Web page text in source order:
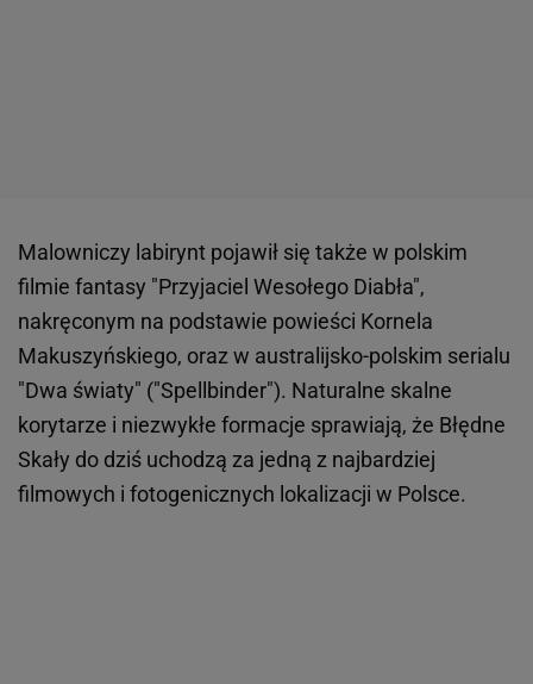
Malowniczy labirynt pojawił się także w polskim
filmie fantasy "Przyjaciel Wesołego Diabła",
nakręconym na podstawie powieści Kornela
Makuszyńskiego, oraz w australijsko-polskim serialu
"Dwa światy" ("Spellbinder"). Naturalne skalne
korytarze i niezwykłe formacje sprawiają, że Błędne
Skały do dziś uchodzą za jedną z najbardziej
filmowych i fotogenicznych lokalizacji w Polsce.